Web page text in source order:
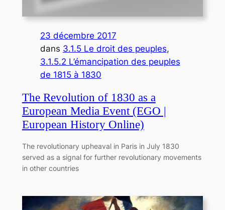
23 décembre 2017
dans 3.1.5 Le droit des peuples
3.1.5.2 L’émancipation des peuples
de 1815 à 1830
The Revolution of 1830 as a
European Media Event (EGO |
European History Online)
The revolutionary upheaval in Paris in July 1830
served as a signal for further revolutionary movements
in other countries